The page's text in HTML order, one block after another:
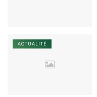
ACTUALITÉ